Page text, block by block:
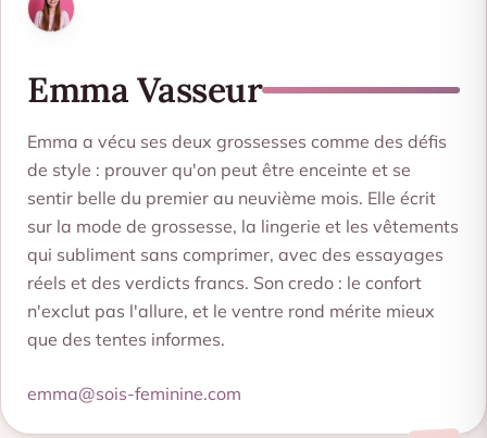
Emma Vasseur
Emma a vécu ses deux grossesses comme des défis
de style : prouver qu'on peut être enceinte et se
sentir belle du premier au neuvième mois. Elle écrit
sur la mode de grossesse, la lingerie et les vêtements
qui subliment sans comprimer, avec des essayages
réels et des verdicts francs. Son credo : le confort
n'exclut pas l'allure, et le ventre rond mérite mieux
que des tentes informes.
emma@sois-feminine.com